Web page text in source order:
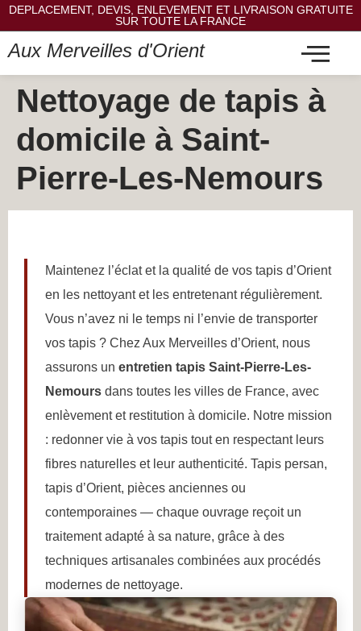
DEPLACEMENT, DEVIS, ENLEVEMENT ET LIVRAISON GRATUITE
SUR TOUTE LA FRANCE
Aux Merveilles d'Orient
Nettoyage de tapis à
domicile à Saint-
Pierre-Les-Nemours
Maintenez l’éclat et la qualité de vos tapis d’Orient
en les nettoyant et les entretenant régulièrement.
Vous n’avez ni le temps ni l’envie de transporter
vos tapis ? Chez Aux Merveilles d’Orient, nous
assurons un entretien tapis Saint-Pierre-Les-
Nemours dans toutes les villes de France, avec
enlèvement et restitution à domicile. Notre mission
: redonner vie à vos tapis tout en respectant leurs
fibres naturelles et leur authenticité. Tapis persan,
tapis d’Orient, pièces anciennes ou
contemporaines — chaque ouvrage reçoit un
traitement adapté à sa nature, grâce à des
techniques artisanales combinées aux procédés
modernes de nettoyage.